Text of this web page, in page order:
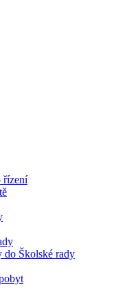
řízení
do Školské rady